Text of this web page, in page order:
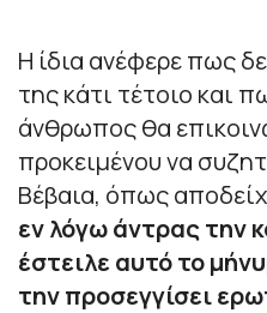
Η ίδια ανέφερε πως
της κάτι τέτοιο και
άνθρωπος θα
προκειμένου να
Βέβαια, όπως
εν λόγω άντρας την
έστειλε αυτό το
την προσεγγίσει